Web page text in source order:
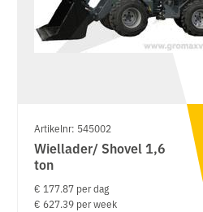
Artikelnr: 545002
Wiellader/ Shovel 1,6
ton
€ 177.87 per dag
€ 627.39 per week